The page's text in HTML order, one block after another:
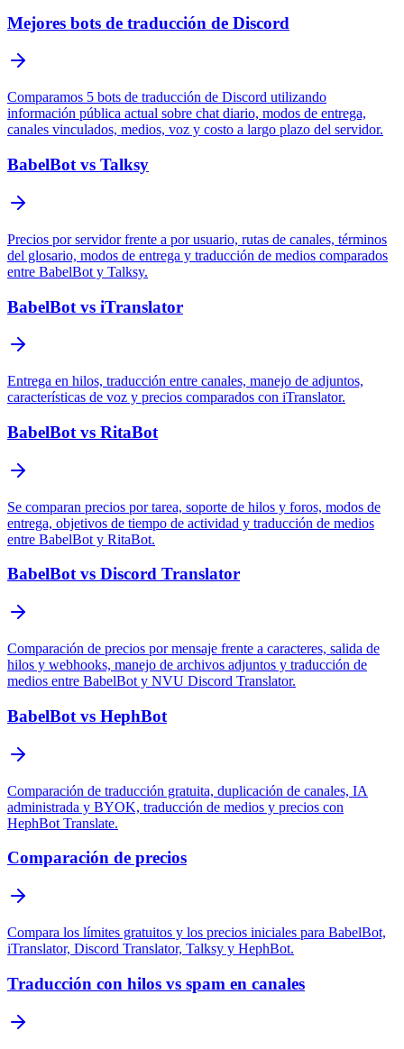
Mejores bots de traducción de Discord
Comparamos 5 bots de traducción de Discord utilizando
información pública actual sobre chat diario, modos de entrega,
canales vinculados, medios, voz y costo a largo plazo del servidor.
BabelBot vs Talksy
Precios por servidor frente a por usuario, rutas de canales, términos
del glosario, modos de entrega y traducción de medios comparados
entre BabelBot y Talksy.
BabelBot vs iTranslator
Entrega en hilos, traducción entre canales, manejo de adjuntos,
características de voz y precios comparados con iTranslator.
BabelBot vs RitaBot
Se comparan precios por tarea, soporte de hilos y foros, modos de
entrega, objetivos de tiempo de actividad y traducción de medios
entre BabelBot y RitaBot.
BabelBot vs Discord Translator
Comparación de precios por mensaje frente a caracteres, salida de
hilos y webhooks, manejo de archivos adjuntos y traducción de
medios entre BabelBot y NVU Discord Translator.
BabelBot vs HephBot
Comparación de traducción gratuita, duplicación de canales, IA
administrada y BYOK, traducción de medios y precios con
HephBot Translate.
Comparación de precios
Compara los límites gratuitos y los precios iniciales para BabelBot,
iTranslator, Discord Translator, Talksy y HephBot.
Traducción con hilos vs spam en canales